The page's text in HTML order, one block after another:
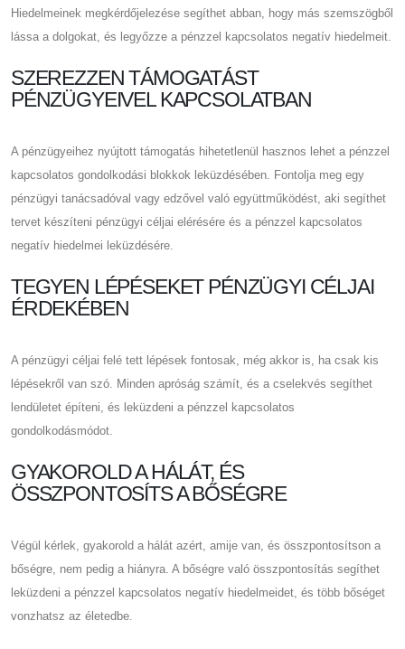
Hiedelmeinek megkérdőjelezése segíthet abban, hogy más szemszögből
lássa a dolgokat, és legyőzze a pénzzel kapcsolatos negatív hiedelmeit.
SZEREZZEN TÁMOGATÁST
PÉNZÜGYEIVEL KAPCSOLATBAN
A pénzügyeihez nyújtott támogatás hihetetlenül hasznos lehet a pénzzel
kapcsolatos gondolkodási blokkok leküzdésében. Fontolja meg egy
pénzügyi tanácsadóval vagy edzővel való együttműködést, aki segíthet
tervet készíteni pénzügyi céljai elérésére és a pénzzel kapcsolatos
negatív hiedelmei leküzdésére.
TEGYEN LÉPÉSEKET PÉNZÜGYI CÉLJAI
ÉRDEKÉBEN
A pénzügyi céljai felé tett lépések fontosak, még akkor is, ha csak kis
lépésekről van szó. Minden apróság számít, és a cselekvés segíthet
lendületet építeni, és leküzdeni a pénzzel kapcsolatos
gondolkodásmódot.
GYAKOROLD A HÁLÁT, ÉS
ÖSSZPONTOSÍTS A BŐSÉGRE
Végül kérlek, gyakorold a hálát azért, amije van, és összpontosítson a
bőségre, nem pedig a hiányra. A bőségre való összpontosítás segíthet
leküzdeni a pénzzel kapcsolatos negatív hiedelmeidet, és több bőséget
vonzhatsz az életedbe.